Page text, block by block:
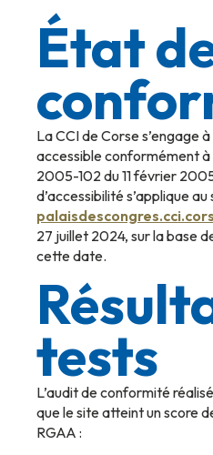
État
La CCI de Corse s’engage
accessible conformément à
2005-102 du 11 février
d’accessibilité s’applique au
27 juillet 2024, sur la base
cette date.
tests
L’audit de conformité
que le site atteint un score
RGAA :